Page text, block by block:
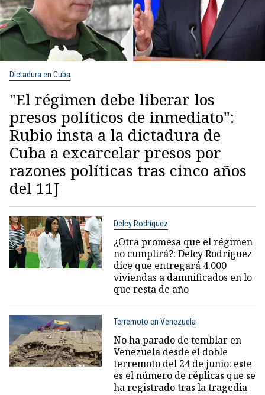
Dictadura en Cuba
"El régimen debe liberar los
presos políticos de inmediato":
Rubio insta a la dictadura de
Cuba a excarcelar presos por
razones políticas tras cinco años
del 11J
Delcy Rodríguez
¿Otra promesa que el régimen
no cumplirá?: Delcy Rodríguez
dice que entregará 4.000
viviendas a damnificados en lo
que resta de año
Terremoto en Venezuela
No ha parado de temblar en
Venezuela desde el doble
terremoto del 24 de junio: este
es el número de réplicas que se
ha registrado tras la tragedia